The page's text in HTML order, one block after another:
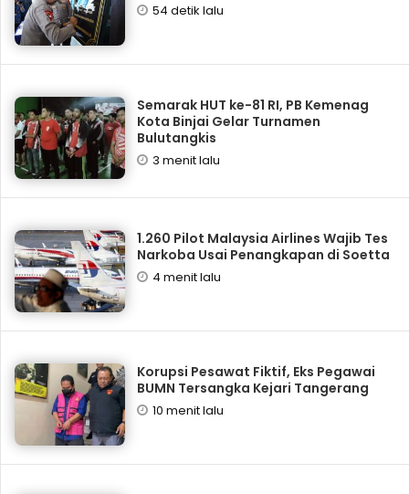
54 detik lalu
Semarak HUT ke-81 RI, PB Kemenag
Kota Binjai Gelar Turnamen
Bulutangkis
3 menit lalu
1.260 Pilot Malaysia Airlines Wajib Tes
Narkoba Usai Penangkapan di Soetta
4 menit lalu
Korupsi Pesawat Fiktif, Eks Pegawai
BUMN Tersangka Kejari Tangerang
10 menit lalu